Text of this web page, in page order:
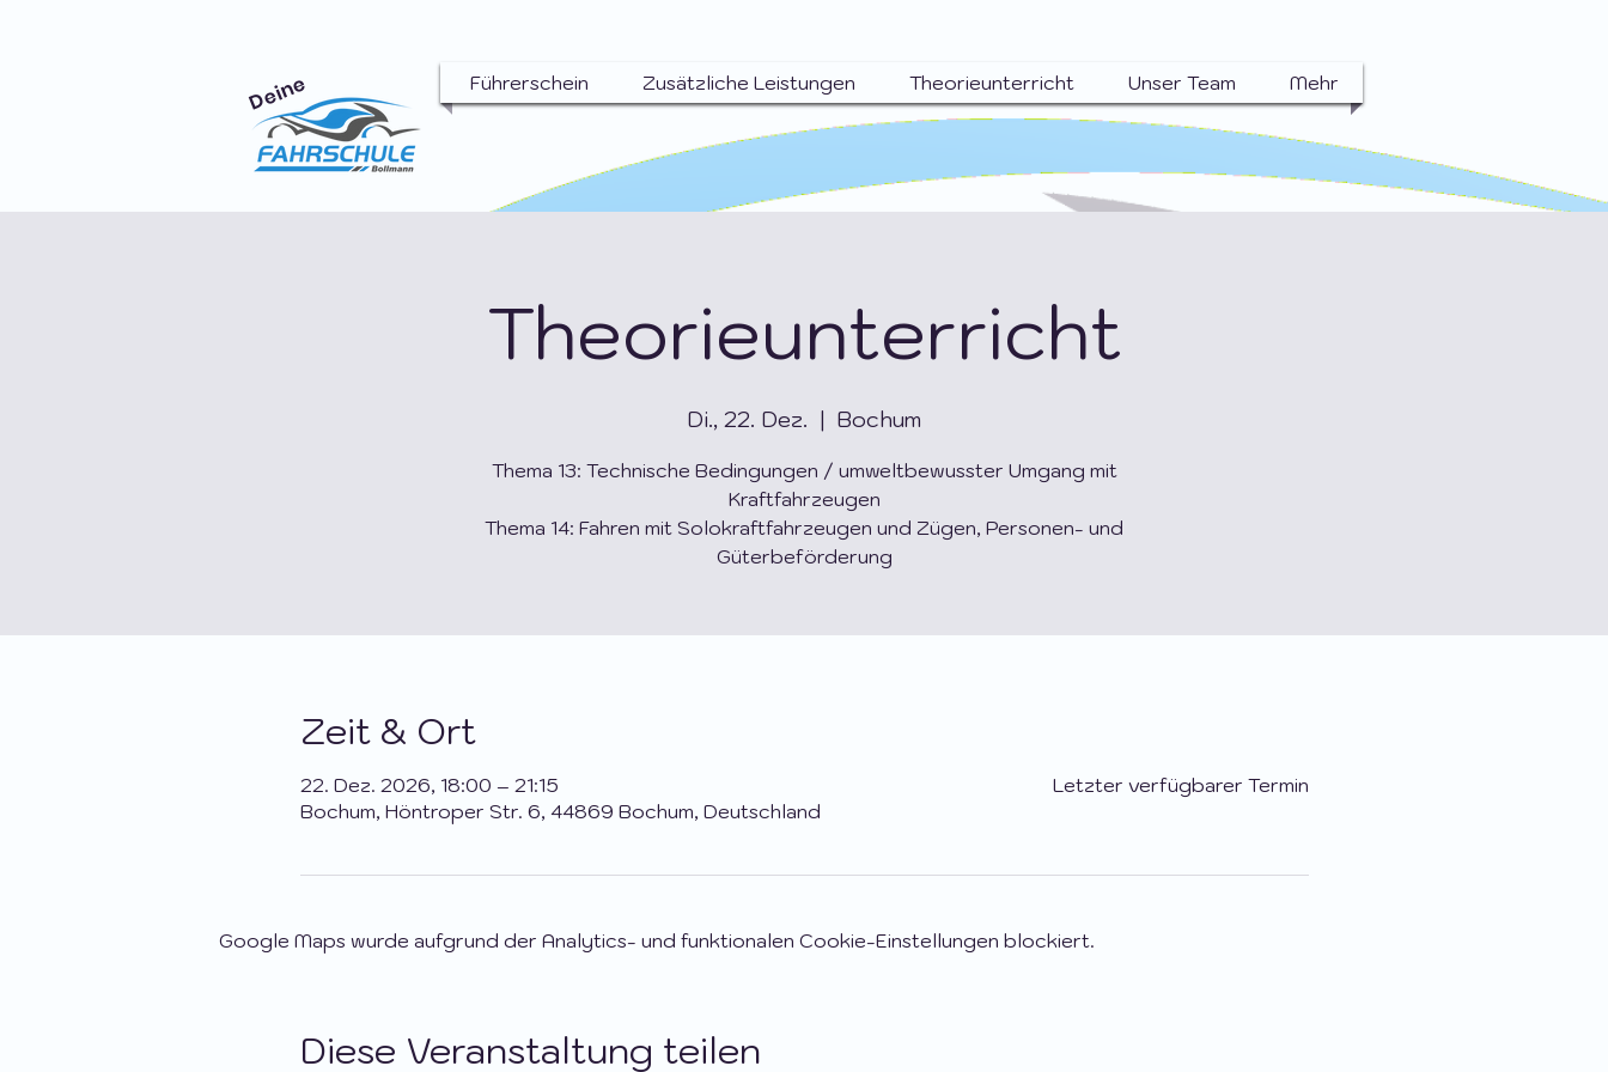
Führerschein Zusätzliche Leistungen Theorieunterricht Unser Team Mehr
Deine
Theorieunterricht
Di., 22. Dez.
  |
Bochum
Thema 13: Technische Bedingungen / umweltbewusster Umgang mit
Kraftfahrzeugen
Thema 14: Fahren mit Solokraftfahrzeugen und Zügen, Personen- und
Güterbeförderung
Zeit & Ort
22. Dez. 2026, 18:00 – 21:15
Bochum, Höntroper Str. 6, 44869 Bochum, Deutschland
Letzter verfügbarer Termin
Google Maps wurde aufgrund der Analytics- und funktionalen Cookie-Einstellungen blockiert.
Diese Veranstaltung teilen